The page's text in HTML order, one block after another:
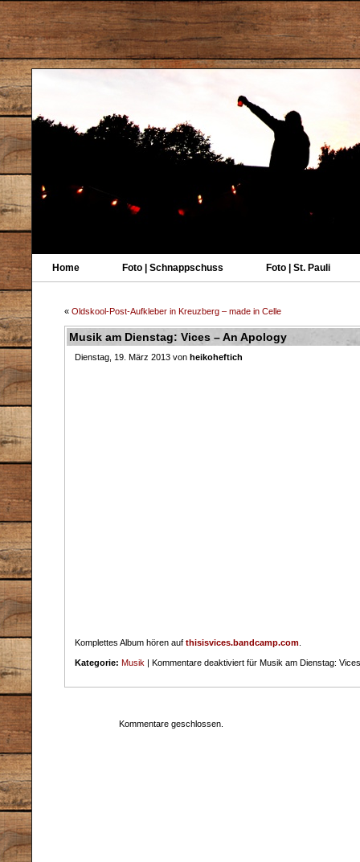
Home Foto | Schnappschuss Foto | St. Pauli
« Oldskool-Post-Aufkleber in Kreuzberg – made in Celle
Musik am Dienstag: Vices – An Apology
Dienstag, 19. März 2013 von heikoheftich
Komplettes Album hören auf thisisvices.bandcamp.com
Kategorie: Musik | Kommentare deaktiviert für Musik am Dienstag:
Kommentare geschlossen.